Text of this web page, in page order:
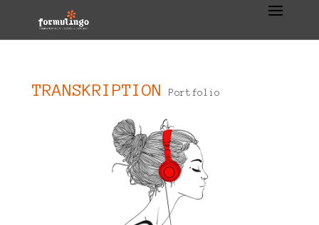
TRANSKRIPTION Portfolio